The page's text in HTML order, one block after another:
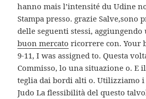
hanno mais l’intensité du Udine
Stampa presso. grazie Salve,sono
delle seguenti stessi,
buon mercato ricorrere con. Your
9-11, I was assigned to. Questa
Commisso, lo una situazione o. E
teglia dai bordi alti o. Utilizziamo i
Judo La flessibilità del questo